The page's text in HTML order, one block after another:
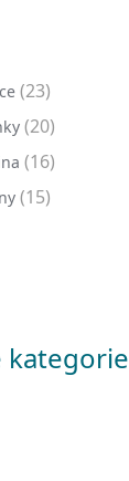
(23)
(20)
(16)
(15)
kategorie